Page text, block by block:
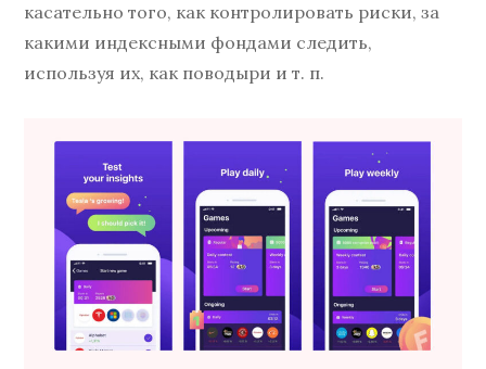
касательно того, как контролировать риски, за
какими индексными фондами следить,
используя их, как поводыри и т. п.